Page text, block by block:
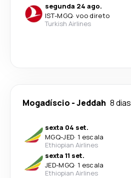
segunda 24 ago.
IST-MGQ· voo direto
Turkish Airlines
Mogadíscio -Jeddah 8 dias
sexta 04 set.
MGQ-JED· 1 escala
Ethiopian Airlines
sexta 11 set.
JED-MGQ· 1 escala
Ethiopian Airlines